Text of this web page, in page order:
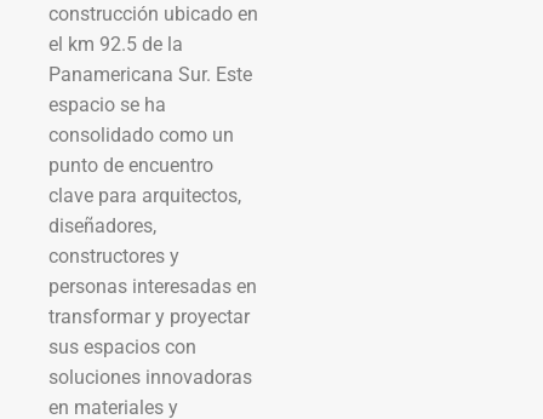
construcción ubicado en
el km 92.5 de la
Panamericana Sur. Este
espacio se ha
consolidado como un
punto de encuentro
clave para arquitectos,
diseñadores,
constructores y
personas interesadas en
transformar y proyectar
sus espacios con
soluciones innovadoras
en materiales y